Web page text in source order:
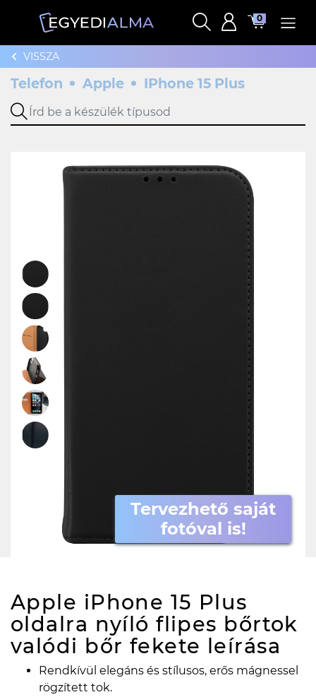
0
VISSZA
Telefon Apple IPhone 15 Plus
Tervezhető saját
fotóval is!
Apple iPhone 15 Plus
oldalra nyíló flipes bőrtok
valódi bőr fekete leírása
Rendkívül elegáns és stílusos, erős mágnessel
rögzített tok.